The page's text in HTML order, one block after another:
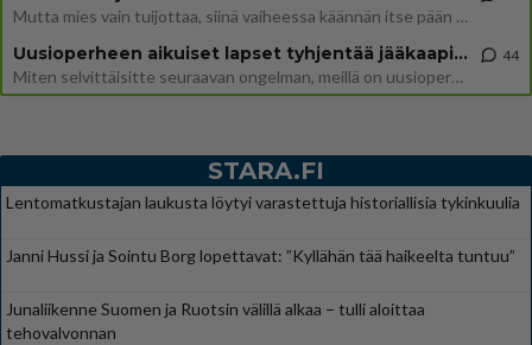
Mutta mies vain tuijottaa, siinä vaiheessa käännän itse pään pois. Mikä juttu? Yleensä jos joku tuijottaa tai katsoo, hä
Uusioperheen aikuiset lapset tyhjentää jääkaapin käydessään
Miten selvittäisitte seuraavan ongelman, meillä on uusioperhe, minulla teini-ikäiset lapset ja puolisolla aikuiset, jotk
44
STARA.FI
Lentomatkustajan laukusta löytyi varastettuja historiallisia tykinkuulia
Janni Hussi ja Sointu Borg lopettavat: ”Kyllähän tää haikeelta tuntuu”
Junaliikenne Suomen ja Ruotsin välillä alkaa – tulli aloittaa
tehovalvonnan